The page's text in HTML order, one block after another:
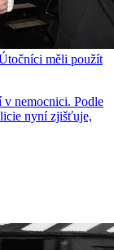
měli použít
v nemocnici. Podle
nyní zjišťuje,